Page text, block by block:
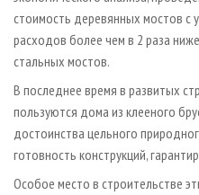
стоимость деревянных мостов с
расходов более чем в 2 раза
стальных мостов.
В последнее время в развитых
пользуются дома из клееного
достоинства цельного
готовность конструкций,
Особое место в строительстве